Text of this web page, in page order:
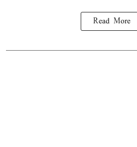
Read More